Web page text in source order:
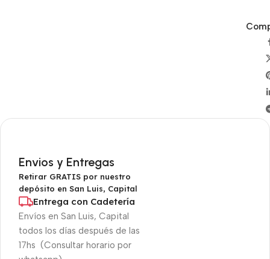
Envios y Entregas
Retirar GRATIS por nuestro
depósito en San Luis, Capital
Entrega con Cadetería
Envíos en San Luis, Capital
todos los días después de las
17hs (Consultar horario por